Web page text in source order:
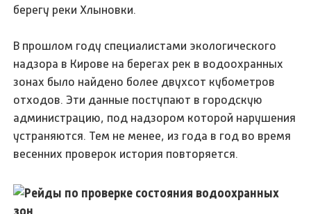
берегу реки Хлыновки.
В прошлом году специалистами экологического
надзора в Кирове на берегах рек в водоохранных
зонах было найдено более двухсот кубометров
отходов. Эти данные поступают в городскую
администрацию, под надзором которой нарушения
устраняются. Тем не менее, из года в год во время
весенних проверок история повторяется.